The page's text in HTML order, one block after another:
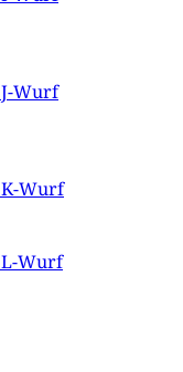
Wurf
Wurf
Wurf